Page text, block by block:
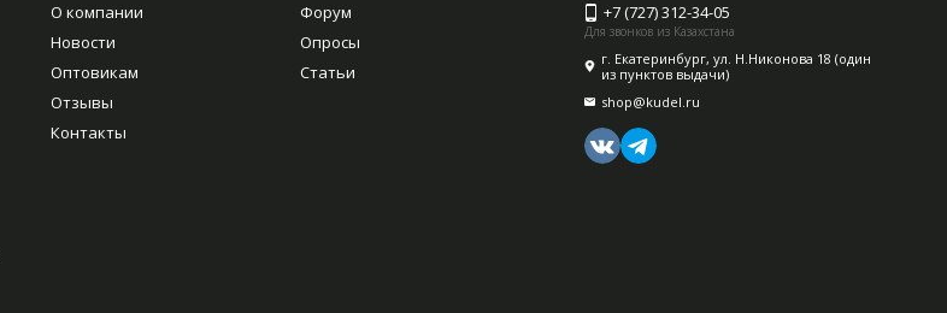
О компании
Новости
Оптовикам
Отзывы
Контакты
Форум
Опросы
Статьи
+7 (727) 312-34-05
Для звонков из Казахстана
г. Екатеринбург, ул. Н.Никонова 18 (один
из пунктов выдачи)
shop@kudel.ru